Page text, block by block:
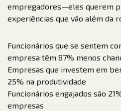
empregadores—eles querem
experiências que vão além da
Funcionários que se sentem
empresa têm 87% menos
Empresas que investem em
25% na produtividade
Funcionários engajados são
empresas